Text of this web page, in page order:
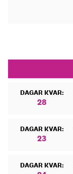
DAGAR KVAR:
28
DAGAR KVAR:
23
DAGAR KVAR: